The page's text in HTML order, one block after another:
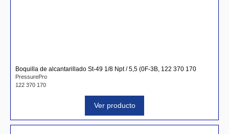
Boquilla de alcantarillado St-49 1/8 Npt / 5,5 (0F-3B, 122 370 170
PressurePro
122 370 170
Ver producto